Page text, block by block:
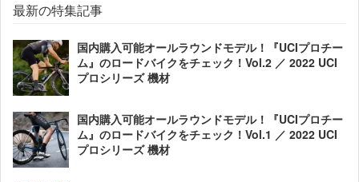
最新の特集記事
国内購入可能オールラウンドモデル！『UCIプロチー
ム』のロードバイクをチェック！Vol.2 ／ 2022 UCI
プロシリーズ 機材
国内購入可能オールラウンドモデル！『UCIプロチー
ム』のロードバイクをチェック！Vol.1 ／ 2022 UCI
プロシリーズ 機材